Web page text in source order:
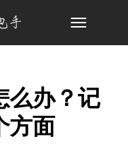
Toggle
么办？记
方面